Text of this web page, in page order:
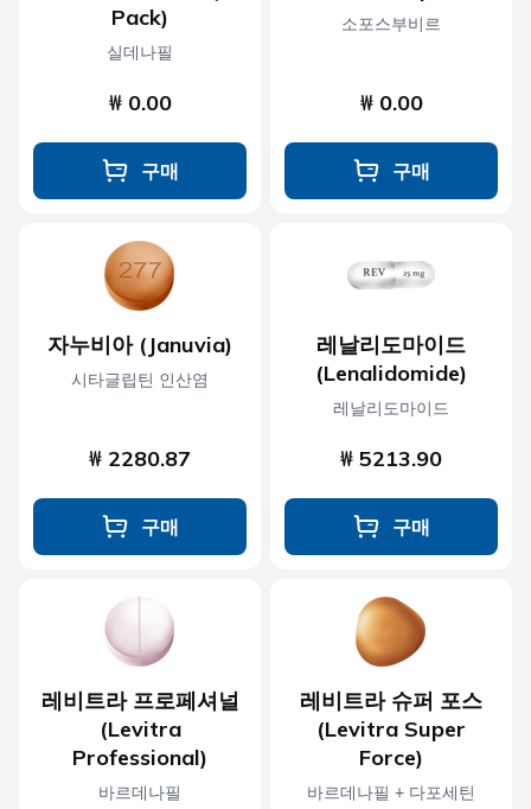
Pack)
실데나필
₩ 0.00
구매
소포스부비르
₩ 0.00
구매
자누비아 (Januvia)
시타글립틴 인산염
₩ 2280.87
구매
레날리도마이드
(Lenalidomide)
레날리도마이드
₩ 5213.90
구매
레비트라 프로페셔널
(Levitra
Professional)
바르데나필
레비트라 슈퍼 포스
(Levitra Super
Force)
바르데나필 + 다포세틴